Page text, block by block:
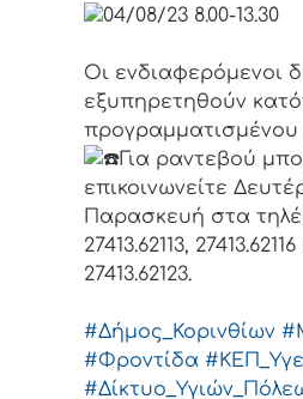
04/08/23 8.00-13.30
Οι ενδιαφερόμενοι
εξυπηρετηθούν
προγραμματισμένου
Για ραντεβού
επικοινωνείτε
Παρασκευή στα
27413.62113,
27413.62123.
#Δήμος_Κορινθίων
#Φροντίδα